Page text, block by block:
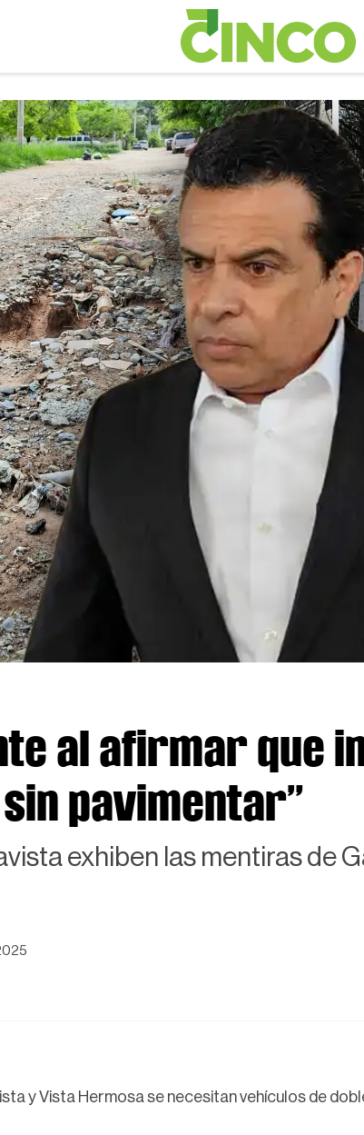
al afirmar que
pavimentar”
exhiben las mentiras de
y Vista Hermosa se necesitan vehículos de